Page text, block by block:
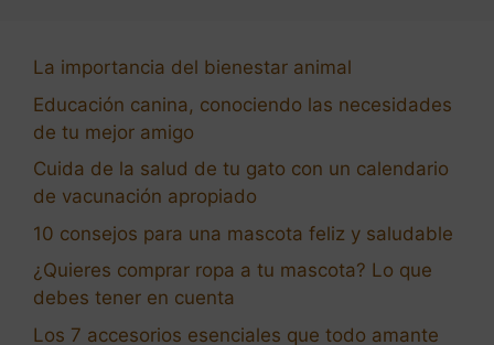
La importancia del bienestar animal
Educación canina, conociendo las necesidades
de tu mejor amigo
Cuida de la salud de tu gato con un calendario
de vacunación apropiado
10 consejos para una mascota feliz y saludable
¿Quieres comprar ropa a tu mascota? Lo que
debes tener en cuenta
Los 7 accesorios esenciales que todo amante